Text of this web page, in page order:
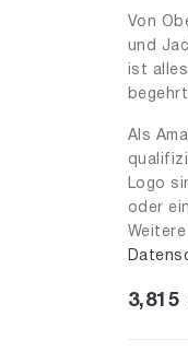
Von
und
ist
Als
Logo
oder
3,815